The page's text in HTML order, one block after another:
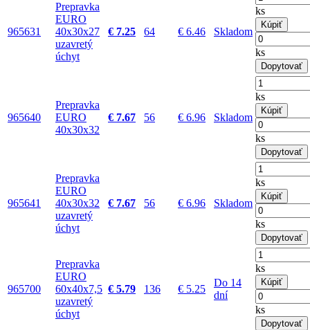
965631
Prepravka
EURO
40x30x27
uzavretý
úchyt
€ 7.25 64 € 6.46 Skladom
ks
Kúpiť
ks
Dopytovať
965640
Prepravka
EURO
40x30x32
€ 7.67 56 € 6.96 Skladom
ks
Kúpiť
ks
Dopytovať
965641
Prepravka
EURO
40x30x32
uzavretý
úchyt
€ 7.67 56 € 6.96 Skladom
ks
Kúpiť
ks
Dopytovať
965700
Prepravka
EURO
60x40x7,5
uzavretý
úchyt
€ 5.79 136 € 5.25
Do 14
dní
ks
Kúpiť
ks
Dopytovať